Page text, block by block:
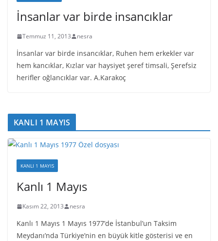
İnsanlar var birde insancıklar
Temmuz 11, 2013 nesra
İnsanlar var birde insancıklar, Ruhen hem erkekler var
hem kancıklar, Kızlar var haysiyet şeref timsali, Şerefsiz
herifler oğlancıklar var. A.Karakoç
KANLI 1 MAYIS
KANLI 1 MAYIS
Kanlı 1 Mayıs
Kasım 22, 2013 nesra
Kanlı 1 Mayıs 1 Mayıs 1977’de İstanbul’un Taksim
Meydanı’nda Türkiye’nin en büyük kitle gösterisi ve en